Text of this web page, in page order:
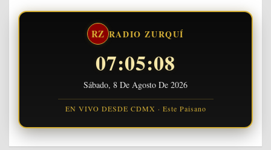
RZ RADIO ZURQUÍ
07:05:09
Sábado, 8 De Agosto De 2026
EN VIVO DESDE CDMX · Este Paisano